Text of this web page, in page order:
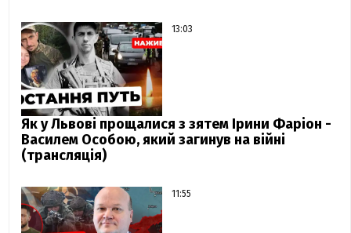
13:03
Як у Львові прощалися з зятем Ірини Фаріон -
Василем Особою, який загинув на війні
(трансляція)
11:55